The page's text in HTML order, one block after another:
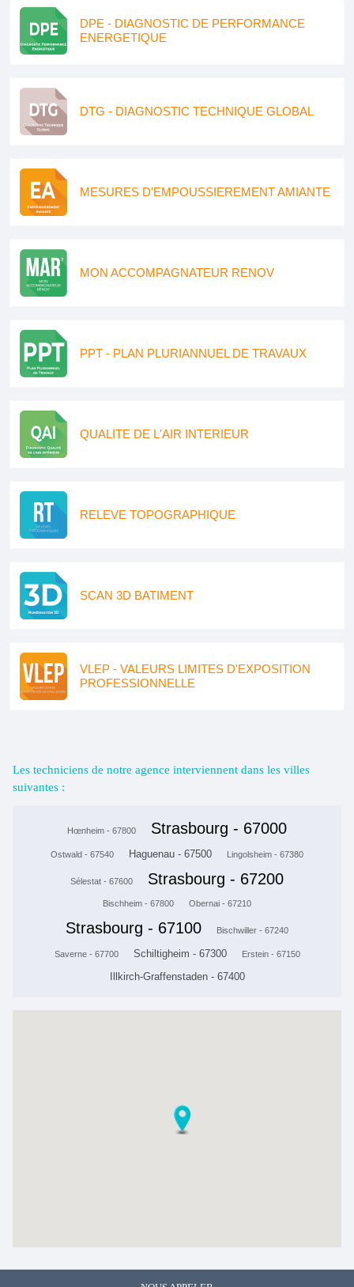
DPE - DIAGNOSTIC DE PERFORMANCE
ENERGETIQUE
DTG - DIAGNOSTIC TECHNIQUE GLOBAL
MESURES D'EMPOUSSIEREMENT AMIANTE
MON ACCOMPAGNATEUR RENOV
PPT - PLAN PLURIANNUEL DE TRAVAUX
QUALITE DE L'AIR INTERIEUR
RELEVE TOPOGRAPHIQUE
SCAN 3D BATIMENT
VLEP - VALEURS LIMITES D'EXPOSITION
PROFESSIONNELLE
Les techniciens de notre agence interviennent dans les villes
suivantes :
Hœnheim - 67800 Strasbourg - 67000
Ostwald - 67540 Haguenau - 67500 Lingolsheim - 67380
Sélestat - 67600 Strasbourg - 67200
Bischheim - 67800 Obernai - 67210
Strasbourg - 67100 Bischwiller - 67240
Saverne - 67700 Schiltigheim - 67300 Erstein - 67150
Illkirch-Graffenstaden - 67400